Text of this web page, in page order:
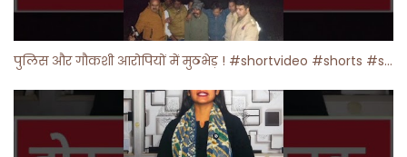
पुलिस और गौकशी आरोपियों में मुठभेड़ ! #shortvideo #shorts #shortsfeed